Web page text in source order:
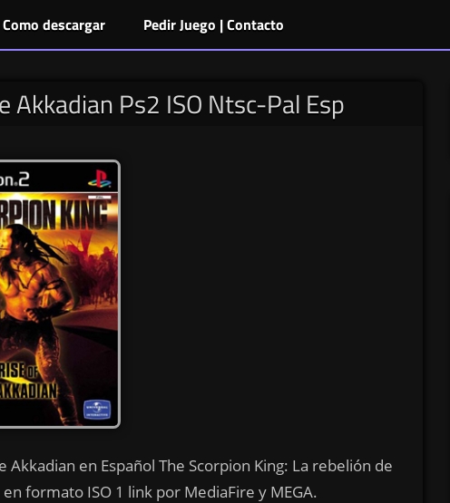
Como descargar Pedir Juego | Contacto
Akkadian Ps2 ISO Ntsc-Pal Esp
en Español The Scorpion King: La rebelión de
formato ISO 1 link por MediaFire y MEGA.